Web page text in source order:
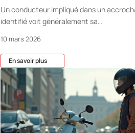
Un conducteur impliqué dans un
identifié voit généralement sa…
10 mars 2026
En savoir plus